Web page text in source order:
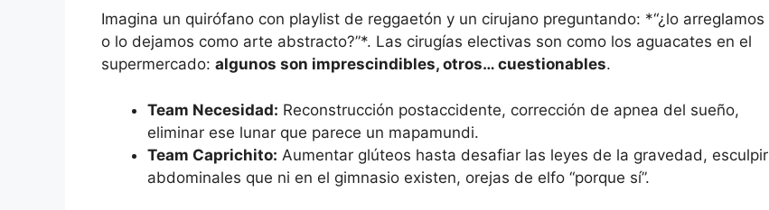
Imagina un quirófano con playlist de reggaetón y un cirujano preguntando: *“¿lo arreglamos
o lo dejamos como arte abstracto?”*. Las cirugías electivas son como los aguacates en el
supermercado: algunos son imprescindibles, otros… cuestionables.
Team Necesidad: Reconstrucción postaccidente, corrección de apnea del sueño,
eliminar ese lunar que parece un mapamundi.
Team Caprichito: Aumentar glúteos hasta desafiar las leyes de la gravedad, esculpir
abdominales que ni en el gimnasio existen, orejas de elfo “porque sí”.